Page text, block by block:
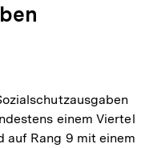
einem Viertel
auf Rang 9 mit einem